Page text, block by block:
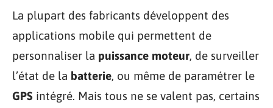
La plupart des fabricants développent des
applications mobile qui permettent de
personnaliser la puissance moteur, de surveiller
l’état de la batterie, ou même de paramétrer le
GPS intégré. Mais tous ne se valent pas, certains